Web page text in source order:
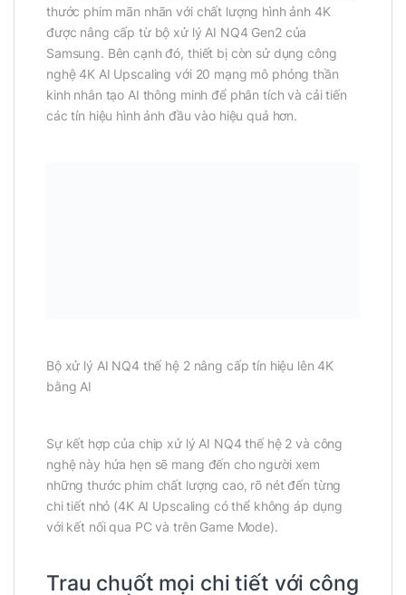
thước phim mãn nhãn với chất lượng hình ảnh 4K
được nâng cấp từ bộ xử lý AI NQ4 Gen2 của
Samsung. Bên cạnh đó, thiết bị còn sử dụng công
nghệ 4K AI Upscaling với 20 mạng mô phỏng thần
kinh nhân tạo AI thông minh để phân tích và cải tiến
các tín hiệu hình ảnh đầu vào hiệu quả hơn.
Bộ xử lý AI NQ4 thế hệ 2 nâng cấp tín hiệu lên 4K
bằng AI
Sự kết hợp của chip xử lý AI NQ4 thế hệ 2 và công
nghệ này hứa hẹn sẽ mang đến cho người xem
những thước phim chất lượng cao, rõ nét đến từng
chi tiết nhỏ (4K AI Upscaling có thể không áp dụng
với kết nối qua PC và trên Game Mode).
Trau chuốt mọi chi tiết với công